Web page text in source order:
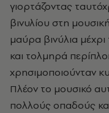
γιορτάζοντας
βινυλίου στη
μαύρα βινύλια
και τολμηρά
χρησιμοποιούνταν
Πλέον το μουσικό
πολλούς οπαδούς